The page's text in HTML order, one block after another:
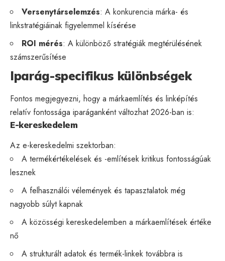
Versenytárselemzés: A konkurencia márka- és
linkstratégiáinak figyelemmel kísérése
ROI mérés: A különböző stratégiák megtérülésének
számszerűsítése
Iparág-specifikus különbségek
Fontos megjegyezni, hogy a márkaemlítés és linképítés
relatív fontossága iparáganként változhat 2026-ban is:
E-kereskedelem
Az e-kereskedelmi szektorban:
A termékértékelések és -említések kritikus fontosságúak
lesznek
A felhasználói vélemények és tapasztalatok még
nagyobb súlyt kapnak
A közösségi kereskedelemben a márkaemlítések értéke
nő
A strukturált adatok és termék-linkek továbbra is